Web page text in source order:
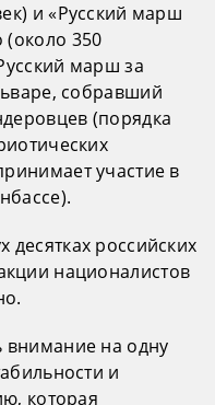
и «Русский марш
350
марш за
собравший
(порядка
участие в
российских
националистов
внимание на одну
и
которая